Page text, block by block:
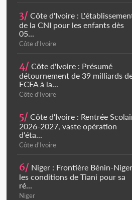
3/ Côte d'Ivoire :
de la CNI pour les enfants dès
05...
Côte d'Ivoire
4/ Côte d'Ivoire : Présumé
détournement de 39 milliards
FCFA à la...
Côte d'Ivoire
5/ Côte d'Ivoire : Rentrée
2026-2027, vaste opération
d'éta...
Côte d'Ivoire
6/ Niger : Frontière Bénin-
les conditions de Tiani pour sa
ré...
Niger